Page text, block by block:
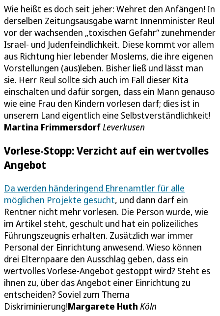
Wie heißt es doch seit jeher: Wehret den Anfängen! In
derselben Zeitungsausgabe warnt Innenminister Reul
vor der wachsenden „toxischen Gefahr“ zunehmender
Israel- und Judenfeindlichkeit. Diese kommt vor allem
aus Richtung hier lebender Moslems, die ihre eigenen
Vorstellungen (aus)leben. Bisher ließ und lässt man
sie. Herr Reul sollte sich auch im Fall dieser Kita
einschalten und dafür sorgen, dass ein Mann genauso
wie eine Frau den Kindern vorlesen darf; dies ist in
unserem Land eigentlich eine Selbstverständlichkeit!
Martina FrimmersdorfLeverkusen
Vorlese-Stopp: Verzicht auf ein wertvolles
Angebot
Da werden händeringend Ehrenamtler für alle
möglichen Projekte gesucht, und dann darf ein
Rentner nicht mehr vorlesen. Die Person wurde, wie
im Artikel steht, geschult und hat ein polizeiliches
Führungszeugnis erhalten. Zusätzlich war immer
Personal der Einrichtung anwesend. Wieso können
drei Elternpaare den Ausschlag geben, dass ein
wertvolles Vorlese-Angebot gestoppt wird? Steht es
ihnen zu, über das Angebot einer Einrichtung zu
entscheiden? Soviel zum Thema
Diskriminierung!Margarete Huth Köln